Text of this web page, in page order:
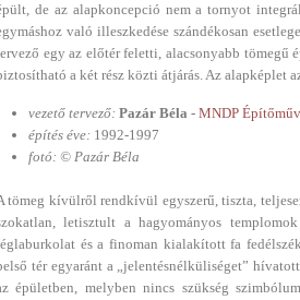
de az alapkoncepció nem a tornyot
való illeszkedése szándékosan
egy az előtér feletti, alacsonyabb tömegű
a két rész közti átjárás. Az alapképlet
vezető tervező: Pazár Béla -MNDP
építés éve: 1992-1997
fotó: © Pazár Béla
tömeg kívülről rendkívül egyszerű, tiszta,
letisztult a hagyományos
és a finoman kialakított fa
tér egyaránt a „jelentésnélküliséget”
épületben, melyben nincs szükség